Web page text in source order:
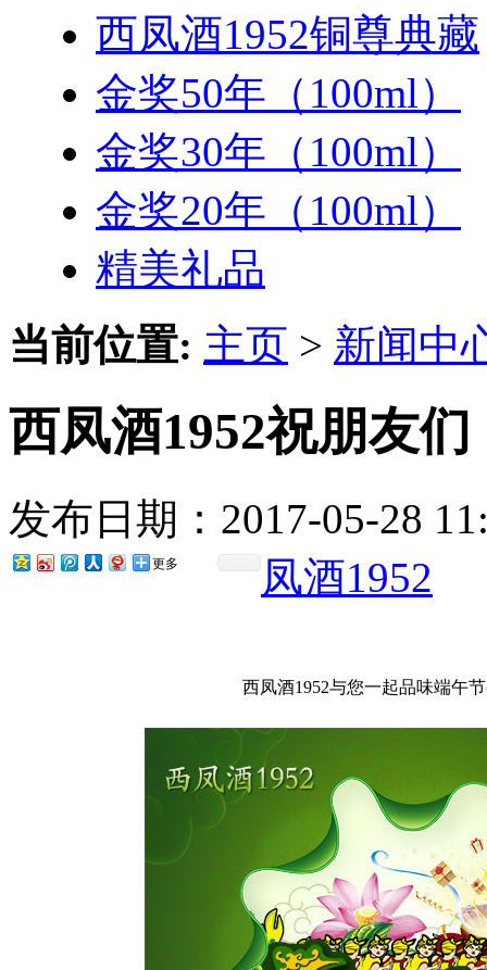
西凤酒1952铜尊典藏
金奖50年（100ml）
金奖30年（100ml）
金奖20年（100ml）
精美礼品
当前位置: 主页 > 新闻中
西凤酒1952祝朋友
发布日期：2017-05-28
凤酒1952
更多
西凤酒1952与您一起品味端午